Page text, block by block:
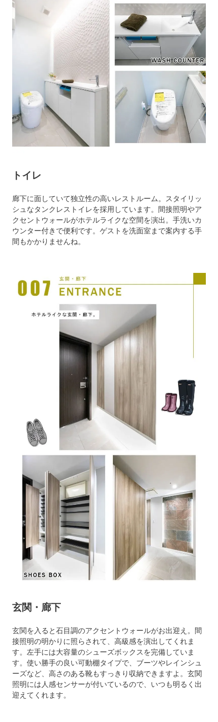
トイレ
廊下に面していて独立性の高いレストルーム。スタイリッ
シュなタンクレストイレを採用しています。間接照明やア
クセントウォールがホテルライクな空間を演出。手洗いカ
ウンター付きで便利です。ゲストを洗面室まで案内する手
間もかかりませんね。
玄関・廊下
玄関を入ると石目調のアクセントウォールがお出迎え。間
接照明の明かりに照らされて、高級感を演出してくれま
す。左手には大容量のシューズボックスを完備していま
す。使い勝手の良い可動棚タイプで、ブーツやレインシュ
ーズなど、高さのある靴もすっきり収納できますよ。玄関
照明には人感センサーが付いているので、いつも明るく出
迎えてくれます。